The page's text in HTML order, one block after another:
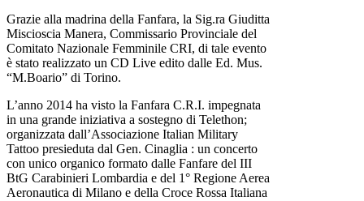
Grazie alla madrina della Fanfara, la Sig.ra Giuditta
Miscioscia Manera, Commissario Provinciale del
Comitato Nazionale Femminile CRI, di tale evento
è stato realizzato un CD Live edito dalle Ed. Mus.
“M.Boario” di Torino.
L’anno 2014 ha visto la Fanfara C.R.I. impegnata
in una grande iniziativa a sostegno di Telethon;
organizzata dall’Associazione Italian Military
Tattoo presieduta dal Gen. Cinaglia : un concerto
con unico organico formato dalle Fanfare del III
BtG Carabinieri Lombardia e del 1° Regione Aerea
Aeronautica di Milano e della Croce Rossa Italiana